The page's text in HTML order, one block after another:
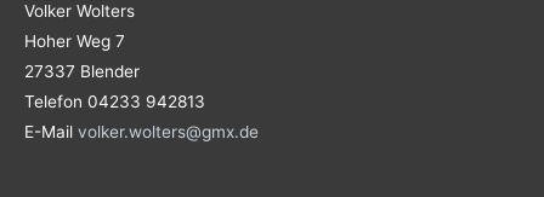
Volker Wolters
Hoher Weg 7
27337 Blender
Telefon 04233 942813
E-Mail volker.wolters@gmx.de